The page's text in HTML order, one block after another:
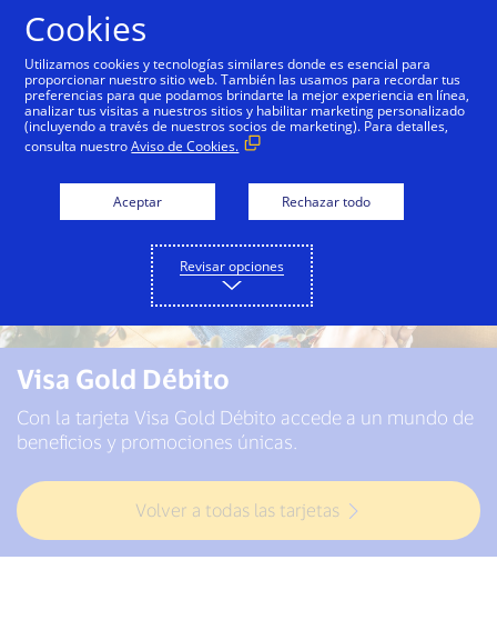
Visa Gold Débito
Con la tarjeta Visa Gold Débito accede a un mundo de
beneficios y promociones únicas.
Volver a todas las tarjetas
Cookies
Utilizamos cookies y tecnologías similares donde es esencial para
proporcionar nuestro sitio web. También las usamos para recordar tus
preferencias para que podamos brindarte la mejor experiencia en línea,
analizar tus visitas a nuestros sitios y habilitar marketing personalizado
(incluyendo a través de nuestros socios de marketing). Para detalles,
consulta nuestroAviso de Cookies.
Aceptar Rechazar todo
Revisar opciones